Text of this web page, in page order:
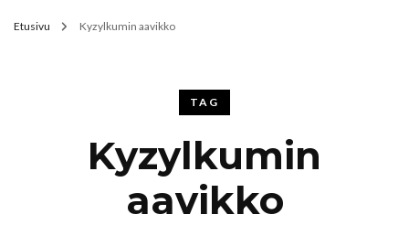
Etusivu Kyzylkumin aavikko
TAG
Kyzylkumin
aavikko